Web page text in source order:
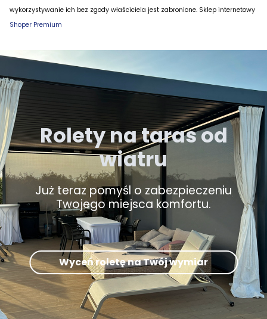
wykorzystywanie ich bez zgody właściciela jest zabronione. Sklep internetowy
Shoper Premium
Rolety na taras od
wiatru
Już teraz pomyśl o zabezpieczeniu
Twojego miejsca komfortu.
Wyceń roletę na Twój wymiar